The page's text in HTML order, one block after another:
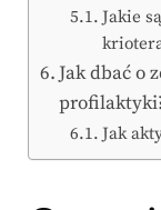
Jakie
Jak dbać o
Jak